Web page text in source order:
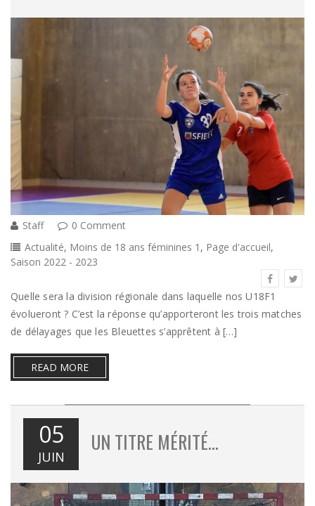
Staff
0 Comment
Actualité, Moins de 18 ans féminines 1 , Page d'accueil,
Saison 2022 - 2023
Quelle sera la division régionale dans laquelle nos U18F1
évolueront ? C’est la réponse qu’apporteront les trois matches
de délayages que les Bleuettes s’apprêtent à […]
READ MORE
05
JUIN
UN TITRE MÉRITÉ…